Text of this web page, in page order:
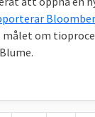
målet om